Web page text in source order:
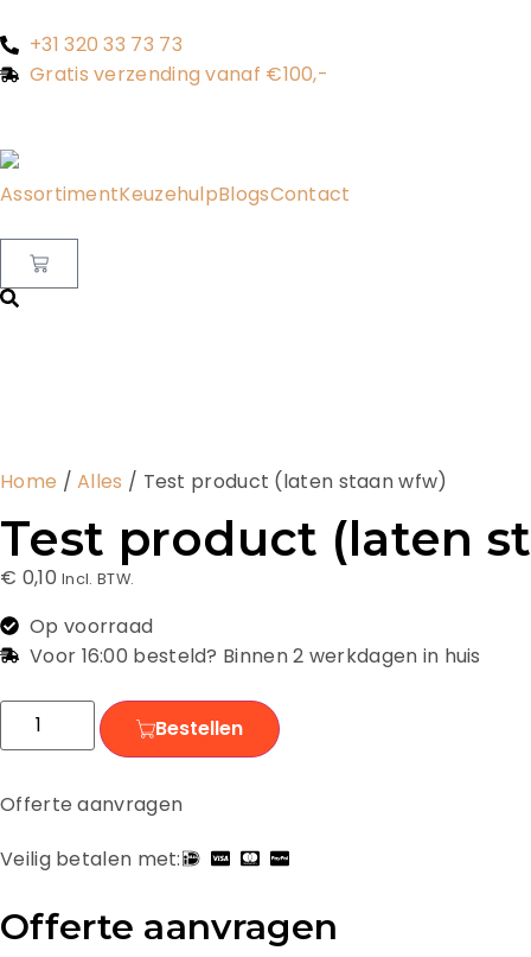
+31 320 33 73 73
Gratis verzending vanaf €100,-
AssortimentKeuzehulpBlogsContact
Home /Alles / Test product (laten staan wfw)
Test product (laten
€ 0,10 Incl. BTW.
Op voorraad
Voor 16:00 besteld? Binnen 2 werkdagen in huis
Bestellen
Offerte aanvragen
Veilig betalen met:
Offerte aanvragen